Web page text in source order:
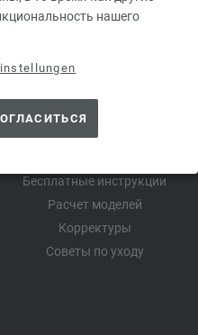
нашего
ВСЕ О ВЯЗАНИИ
Бесплатные инструкции
Расчет моделей
Корректуры
Советы по уходу